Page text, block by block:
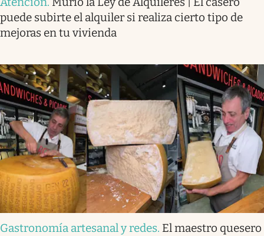
puede subirte el alquiler si realiza cierto tipo de
mejoras en tu vivienda
Gastronomía artesanal y redes. El maestro quesero